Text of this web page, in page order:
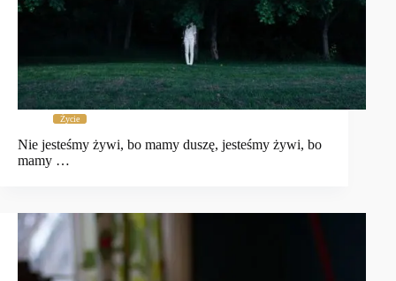
Życie
Nie jesteśmy żywi, bo mamy duszę, jesteśmy żywi, bo
mamy …